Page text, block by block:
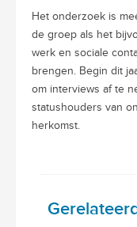
Het onderzoek is
de groep als het
werk en sociale
brengen. Begin dit
om interviews af te
statushouders van
herkomst.